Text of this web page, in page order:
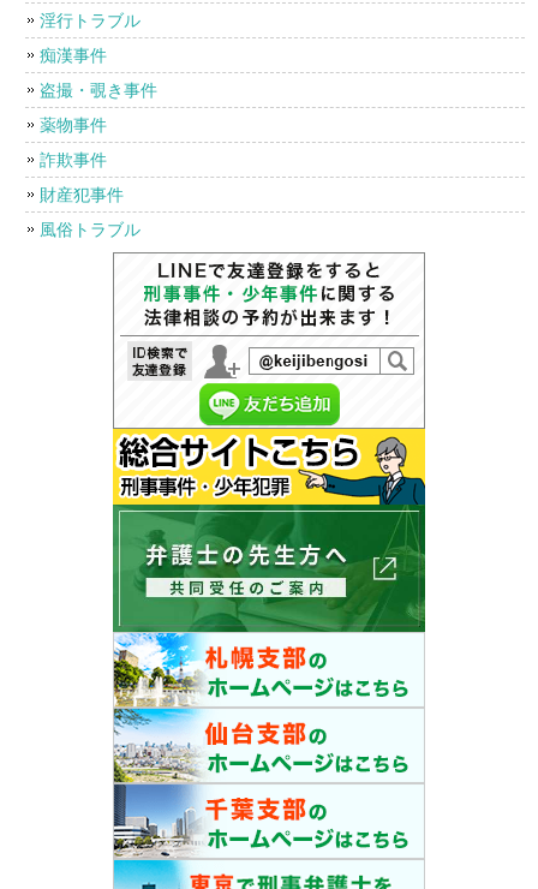
淫行トラブル
痴漢事件
盗撮・覗き事件
薬物事件
詐欺事件
財産犯事件
風俗トラブル